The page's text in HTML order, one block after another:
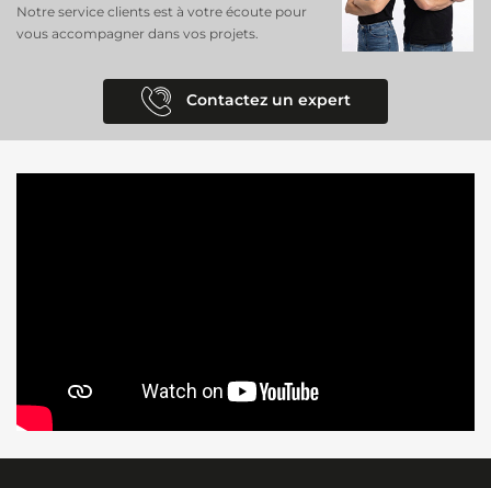
Notre service clients est à votre écoute pour
vous accompagner dans vos projets.
Contactez un expert